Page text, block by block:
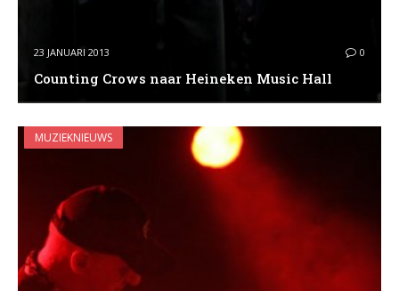
23 JANUARI 2013 0
Counting Crows naar Heineken Music Hall
MUZIEKNIEUWS